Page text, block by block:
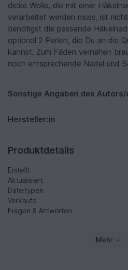
dicke Wolle, die mit einer
verarbeitet werden muss, ist
benötigst die passende
optional 2 Perlen, die Du an die
kannst. Zum Fäden vernähen
noch entsprechende Nadel und
Sonstige Angaben des
Hersteller:in
Produktdetails
Erstellt
Aktualisiert
Dateitypen
Verkäufe
Fragen & Antworten
Mehr